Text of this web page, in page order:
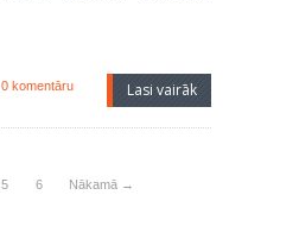
0 komentāru Lasi vairāk
5 6 Nākamā →